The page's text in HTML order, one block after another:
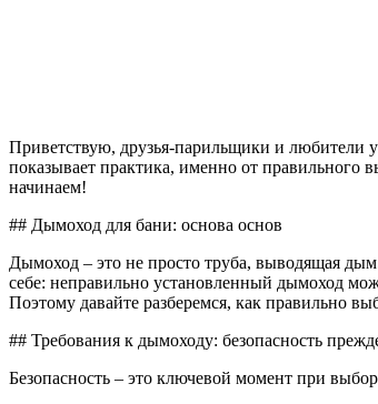
Приветствую, друзья-парильщики и любители
показывает практика, именно от правильного
начинаем!
## Дымоход для бани: основа основ
Дымоход – это не просто труба, выводящая
себе: неправильно установленный дымоход
Поэтому давайте разберемся, как правильно
## Требования к дымоходу: безопасность
Безопасность – это ключевой момент при